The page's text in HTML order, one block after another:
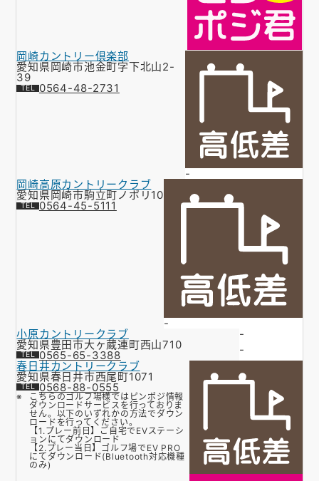
岡崎カントリー倶楽部
愛知県岡崎市池金町字下北山2-
39
0564-48-2731
-
岡崎高原カントリークラブ
愛知県岡崎市駒立町ノボリ10
0564-45-5111
-
小原カントリークラブ
愛知県豊田市大ヶ蔵連町西山710
0565-65-3388
-
-
春日井カントリークラブ
愛知県春日井市西尾町1071
0568-88-0555
こちらのゴルフ場様ではピンポジ情報
ダウンロードサービスを行っておりま
せん。以下のいずれかの方法でダウン
ロードを行ってください。
【1.プレー前日】ご自宅でEVステーシ
ョンにてダウンロード
【2.プレー当日】ゴルフ場でEV PRO
にてダウンロード(Bluetooth対応機種
のみ)